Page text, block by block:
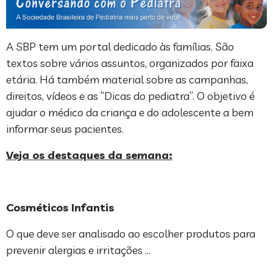
A SBP tem um portal dedicado às famílias. São
textos sobre vários assuntos, organizados por faixa
etária. Há também material sobre as campanhas,
direitos, vídeos e as “Dicas do pediatra”. O objetivo é
ajudar o médico da criança e do adolescente a bem
informar seus pacientes.
Veja os destaques da semana:
Cosméticos Infantis
O que deve ser analisado ao escolher produtos para
prevenir alergias e irritações …